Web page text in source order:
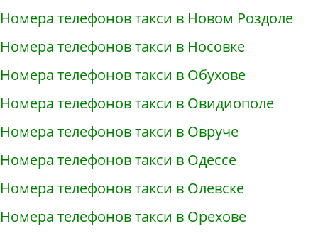
Номера телефонов такси в Новом Роздоле
Номера телефонов такси в Носовке
Номера телефонов такси в Обухове
Номера телефонов такси в Овидиополе
Номера телефонов такси в Овруче
Номера телефонов такси в Одессе
Номера телефонов такси в Олевске
Номера телефонов такси в Орехове